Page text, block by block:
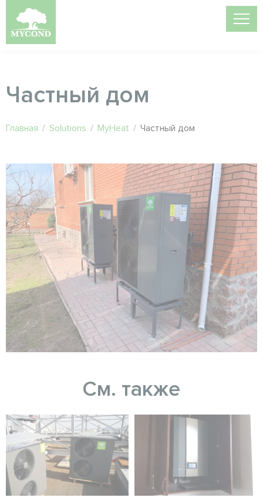
Частный дом
Главная / Solutions / MyHeat / Частный дом
См. также